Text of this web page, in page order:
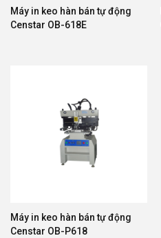
Máy in keo hàn bán tự động
Censtar OB-618E
Máy in keo hàn bán tự động
Censtar OB-P618